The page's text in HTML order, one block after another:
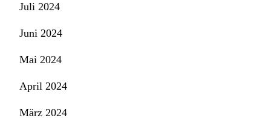
Juli 2024
Juni 2024
Mai 2024
April 2024
März 2024